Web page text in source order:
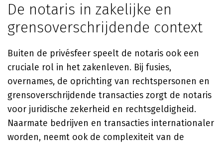
De notaris in zakelijke en
grensoverschrijdende context
Buiten de privésfeer speelt de notaris ook een
cruciale rol in het zakenleven. Bij fusies,
overnames, de oprichting van rechtspersonen en
grensoverschrijdende transacties zorgt de notaris
voor juridische zekerheid en rechtsgeldigheid.
Naarmate bedrijven en transacties internationaler
worden, neemt ook de complexiteit van de